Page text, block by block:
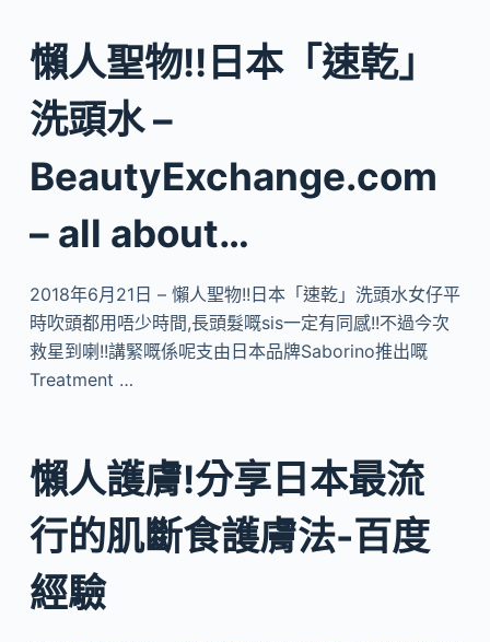
懶人聖物!!日本「速乾」
洗頭水 –
BeautyExchange.com
– all about…
2018年6月21日 – 懶人聖物!!日本「速乾」洗頭水女仔平
時吹頭都用唔少時間,長頭髮嘅sis一定有同感!!不過今次
救星到喇!!講緊嘅係呢支由日本品牌Saborino推出嘅
Treatment …
懶人護膚!分享日本最流
行的肌斷食護膚法-百度
經驗